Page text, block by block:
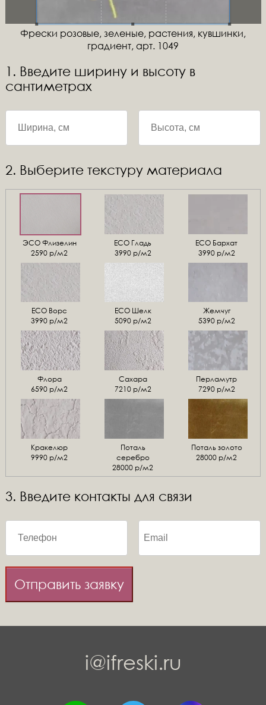
Фрески розовые, зеленые, растения, кувшинки,
градиент, арт. 1049
1. Введите ширину и высоту в
сантиметрах
2. Выберите текстуру материала
ЭСО Флизелин
2590 р/м2
ЕСО Гладь
3990 р/м2
ECO Бархат
3990 р/м2
ЕСО Ворс
3990 р/м2
ЕСО Шелк
5090 р/м2
Жемчуг
5390 р/м2
Флора
6590 р/м2
Сахара
7210 р/м2
Перламутр
7290 р/м2
Кракелюр
9990 р/м2
Поталь
серебро
28000 р/м2
Поталь золото
28000 р/м2
3. Введите контакты для связи
Отправить заявку
i@ifreski.ru